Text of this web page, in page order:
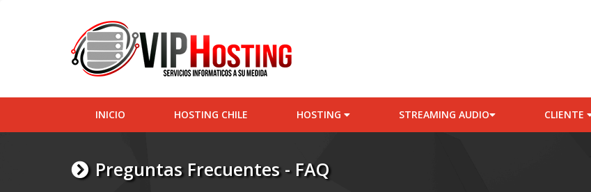
INICIO HOSTING CHILE HOSTING STREAMING AUDIO CLIENTE
Preguntas Frecuentes - FAQ